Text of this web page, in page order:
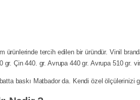
ürünlerinde tercih edilen bir üründür. Vinil
gr. Çin 440. gr. Avrupa 440 gr. Avrupa 510 gr.
baskı Matbador da. Kendi özel ölçülerinizi